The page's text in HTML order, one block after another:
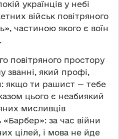
українців у небі
військ повітряного
частиною якого є воїн
повітряного простору
званні, який профі,
якщо ти рашист — тебе
цього є неабиякий
мисливців
за час війни
цілей, і мова не йде